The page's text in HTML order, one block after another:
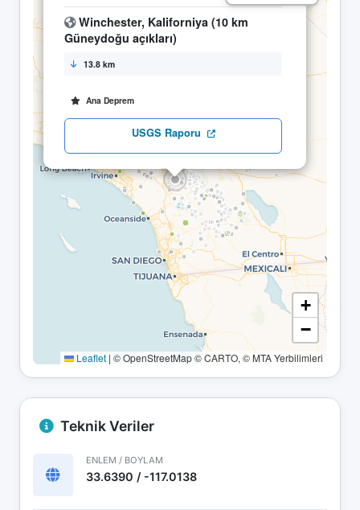
Winchester, Kaliforniya (10 km
Güneydoğu açıkları)
13.8 km
Ana Deprem
USGS Raporu
+
−
Leaflet | © OpenStreetMap © CARTO, © MTA Yerbilimleri
Teknik Veriler
ENLEM / BOYLAM
33.6390 / -117.0138